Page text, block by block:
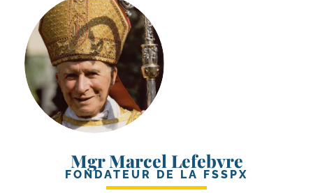
Mgr Marcel Lefebvre
FONDATEUR DE LA FSSPX